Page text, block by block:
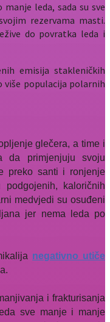
leda, sada su sve
rezervama masti.
do povratka leda i
emisija stakleničkih
više populacija polarnih
glečera, a time i
da primjenjuju svoju
preko santi i ronjenje
kaloričnih
medvjedi su osuđeni
jer nema leda po
negativno utiče
i frakturisanja
sve manje i manje